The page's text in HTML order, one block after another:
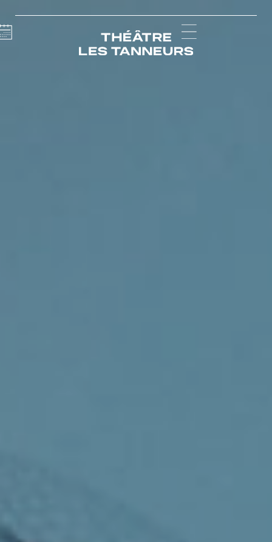
Calendar Menu